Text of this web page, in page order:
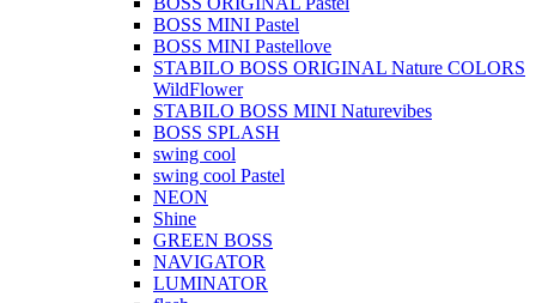
BOSS MINI Pastel
BOSS MINI Pastellove
STABILO BOSS ORIGINAL Nature COLORS
WildFlower
STABILO BOSS MINI Naturevibes
BOSS SPLASH
swing cool
swing cool Pastel
NEON
Shine
GREEN BOSS
NAVIGATOR
LUMINATOR